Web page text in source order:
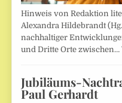
Hinweis von Redaktion
Alexandra Hildebrandt
nachhaltiger
und Dritte Orte zwischen…
Jubiläums-
Paul Gerhardt